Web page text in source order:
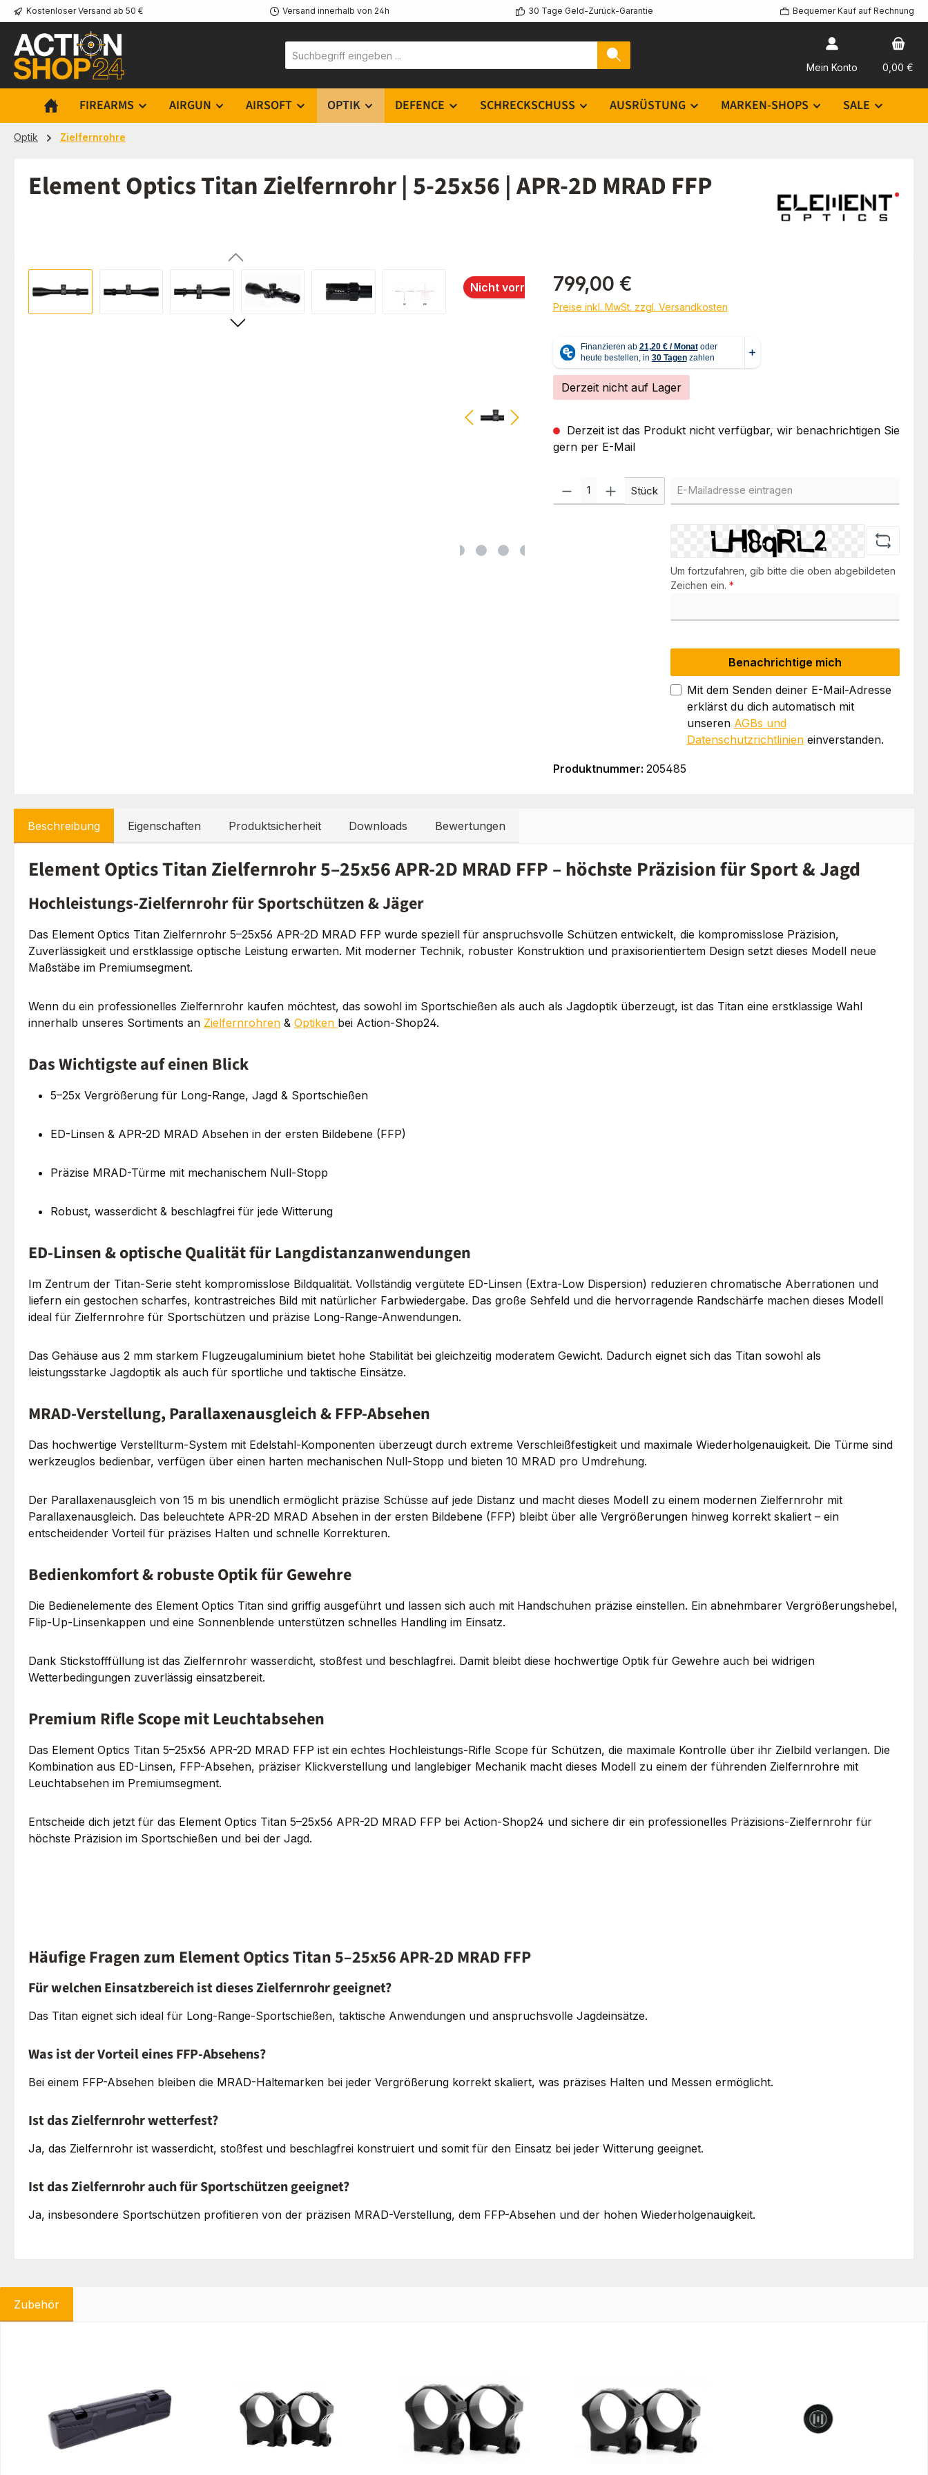
Hauptinhalt springen
Zur Suche springen
Zur Hauptnavigation springen
Kostenloser Versand ab 50 € Versand innerhalb von 24h 30 Tage Geld-Zurück-Garantie Bequemer Kauf auf Rechnung
Mein Konto 0,00 €
FIREARMS AIRGUN AIRSOFT OPTIK DEFENCE SCHRECKSCHUSS AUSRÜSTUNG MARKEN-SHOPS SALE
Optik Zielfernrohre
Element Optics Titan Zielfernrohr | 5-25x56 | APR-2D MRAD FFP
Nicht vorrätig
Regulärer Preis:
799,00 €
Preise inkl. MwSt. zzgl. Versandkosten
Derzeit nicht auf Lager
Derzeit ist das Produkt nicht verfügbar, wir benachrichtigen Sie
gern per E-Mail
Stück
Um fortzufahren, gib bitte die oben abgebildeten
Zeichen ein. *
Benachrichtige mich
Mit dem Senden deiner E-Mail-Adresse
erklärst du dich automatisch mit
unseren AGBs und
Datenschutzrichtlinieneinverstanden.
Produktnummer: 205485
Beschreibung Eigenschaften Produktsicherheit Downloads Bewertungen
Element Optics Titan Zielfernrohr 5–25x56 APR-2D MRAD FFP – höchste Präzision für Sport & Jagd
Hochleistungs-Zielfernrohr für Sportschützen & Jäger
Das Element Optics Titan Zielfernrohr 5–25x56 APR-2D MRAD FFP wurde speziell für anspruchsvolle Schützen entwickelt, die kompromisslose Präzision,
Zuverlässigkeit und erstklassige optische Leistung erwarten. Mit moderner Technik, robuster Konstruktion und praxisorientiertem Design setzt dieses Modell neue
Maßstäbe im Premiumsegment.
Wenn du ein professionelles Zielfernrohr kaufen möchtest, das sowohl im Sportschießen als auch als Jagdoptik überzeugt, ist das Titan eine erstklassige Wahl
innerhalb unseres Sortiments an Zielfernrohren & Optiken bei Action-Shop24.
Das Wichtigste auf einen Blick
5–25x Vergrößerung für Long-Range, Jagd & Sportschießen
ED-Linsen & APR-2D MRAD Absehen in der ersten Bildebene (FFP)
Präzise MRAD-Türme mit mechanischem Null-Stopp
Robust, wasserdicht & beschlagfrei für jede Witterung
ED-Linsen & optische Qualität für Langdistanzanwendungen
Im Zentrum der Titan-Serie steht kompromisslose Bildqualität. Vollständig vergütete ED-Linsen (Extra-Low Dispersion) reduzieren chromatische Aberrationen und
liefern ein gestochen scharfes, kontrastreiches Bild mit natürlicher Farbwiedergabe. Das große Sehfeld und die hervorragende Randschärfe machen dieses Modell
ideal für Zielfernrohre für Sportschützen und präzise Long-Range-Anwendungen.
Das Gehäuse aus 2 mm starkem Flugzeugaluminium bietet hohe Stabilität bei gleichzeitig moderatem Gewicht. Dadurch eignet sich das Titan sowohl als
leistungsstarke Jagdoptik als auch für sportliche und taktische Einsätze.
MRAD-Verstellung, Parallaxenausgleich & FFP-Absehen
Das hochwertige Verstellturm-System mit Edelstahl-Komponenten überzeugt durch extreme Verschleißfestigkeit und maximale Wiederholgenauigkeit. Die Türme sind
werkzeuglos bedienbar, verfügen über einen harten mechanischen Null-Stopp und bieten 10 MRAD pro Umdrehung.
Der Parallaxenausgleich von 15 m bis unendlich ermöglicht präzise Schüsse auf jede Distanz und macht dieses Modell zu einem modernen Zielfernrohr mit
Parallaxenausgleich. Das beleuchtete APR-2D MRAD Absehen in der ersten Bildebene (FFP) bleibt über alle Vergrößerungen hinweg korrekt skaliert – ein
entscheidender Vorteil für präzises Halten und schnelle Korrekturen.
Bedienkomfort & robuste Optik für Gewehre
Die Bedienelemente des Element Optics Titan sind griffig ausgeführt und lassen sich auch mit Handschuhen präzise einstellen. Ein abnehmbarer Vergrößerungshebel,
Flip-Up-Linsenkappen und eine Sonnenblende unterstützen schnelles Handling im Einsatz.
Dank Stickstofffüllung ist das Zielfernrohr wasserdicht, stoßfest und beschlagfrei. Damit bleibt diese hochwertige Optik für Gewehre auch bei widrigen
Wetterbedingungen zuverlässig einsatzbereit.
Premium Rifle Scope mit Leuchtabsehen
Das Element Optics Titan 5–25x56 APR-2D MRAD FFP ist ein echtes Hochleistungs-Rifle Scope für Schützen, die maximale Kontrolle über ihr Zielbild verlangen. Die
Kombination aus ED-Linsen, FFP-Absehen, präziser Klickverstellung und langlebiger Mechanik macht dieses Modell zu einem der führenden Zielfernrohre mit
Leuchtabsehen im Premiumsegment.
Entscheide dich jetzt für das Element Optics Titan 5–25x56 APR-2D MRAD FFP bei Action-Shop24 und sichere dir ein professionelles Präzisions-Zielfernrohr für
höchste Präzision im Sportschießen und bei der Jagd.
Häufige Fragen zum Element Optics Titan 5–25x56 APR-2D MRAD FFP
Für welchen Einsatzbereich ist dieses Zielfernrohr geeignet?
Das Titan eignet sich ideal für Long-Range-Sportschießen, taktische Anwendungen und anspruchsvolle Jagdeinsätze.
Was ist der Vorteil eines FFP-Absehens?
Bei einem FFP-Absehen bleiben die MRAD-Haltemarken bei jeder Vergrößerung korrekt skaliert, was präzises Halten und Messen ermöglicht.
Ist das Zielfernrohr wetterfest?
Ja, das Zielfernrohr ist wasserdicht, stoßfest und beschlagfrei konstruiert und somit für den Einsatz bei jeder Witterung geeignet.
Ist das Zielfernrohr auch für Sportschützen geeignet?
Ja, insbesondere Sportschützen profitieren von der präzisen MRAD-Verstellung, dem FFP-Absehen und der hohen Wiederholgenauigkeit.
Zubehör